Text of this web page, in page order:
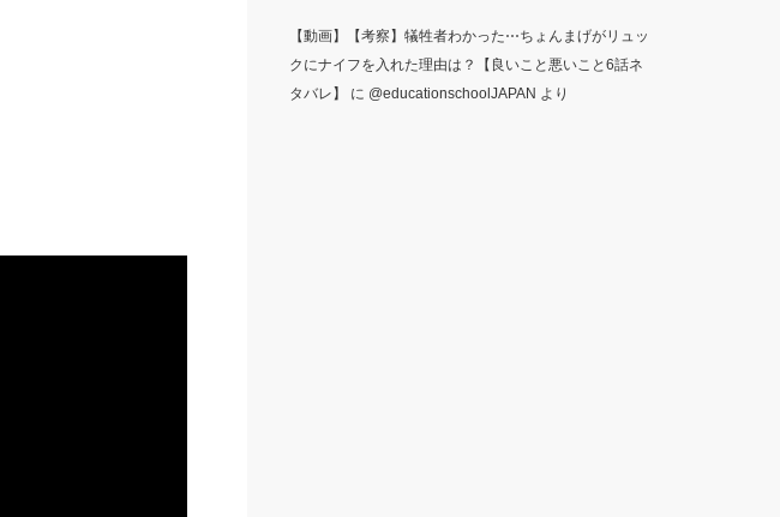
【動画】【考察】犠牲者わかった⋯ちょんまげがリュッ
クにナイフを入れた理由は？【良いこと悪いこと6話ネ
タバレ】
に @educationschoolJAPAN より